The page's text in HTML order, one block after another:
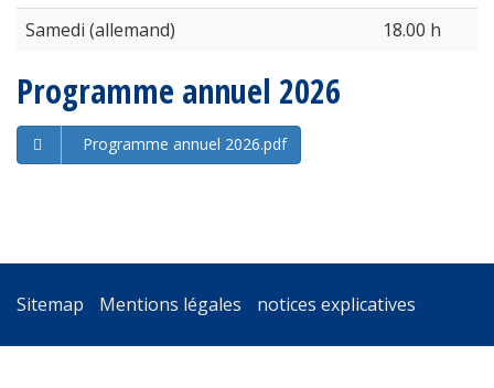
Samedi (allemand)
18.00 h
Programme annuel 2026
Programme annuel 2026.pdf
Aller
contenu
Sitemap Mentions légales notices explicatives